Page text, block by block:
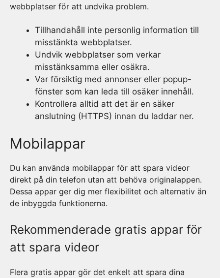
webbplatser för att undvika problem.
Tillhandahåll inte personlig information till
misstänkta webbplatser.
Undvik webbplatser som verkar
misstänksamma eller osäkra.
Var försiktig med annonser eller popup-
fönster som kan leda till osäker innehåll.
Kontrollera alltid att det är en säker
anslutning (HTTPS) innan du laddar ner.
Mobilappar
Du kan använda mobilappar för att spara videor
direkt på din telefon utan att behöva originalappen.
Dessa appar ger dig mer flexibilitet och alternativ än
de inbyggda funktionerna.
Rekommenderade gratis appar för
att spara videor
Flera gratis appar gör det enkelt att spara dina